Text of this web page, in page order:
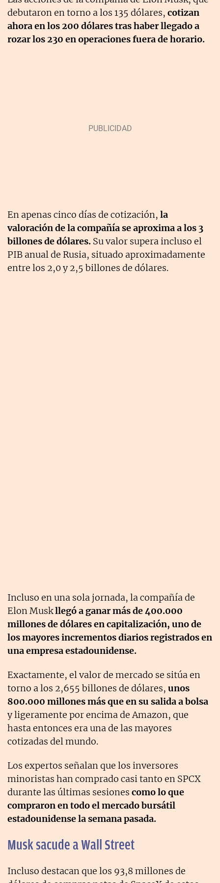
debutaron en torno a los 135 dólares, cotizan
ahora en los 200 dólares tras haber llegado a
rozar los 230 en operaciones fuera de horario.
En apenas cinco días de cotización, la
valoración de la compañía se aproxima a los 3
billones de dólares. Su valor supera incluso el
PIB anual de Rusia, situado aproximadamente
entre los 2,0 y 2,5 billones de dólares.
Incluso en una sola jornada, la compañía de
Elon Muskllegó a ganar más de 400.000
millones de dólares en capitalización, uno de
los mayores incrementos diarios registrados en
una empresa estadounidense.
Exactamente, el valor de mercado se sitúa en
torno a los 2,655 billones de dólares, unos
800.000 millones más que en su salida a bolsa
y ligeramente por encima de Amazon, que
hasta entonces era una de las mayores
cotizadas del mundo.
Los expertos señalan que los inversores
minoristas han comprado casi tanto en SPCX
durante las últimas sesiones como lo que
compraron en todo el mercado bursátil
estadounidense la semana pasada.
Musk sacude a Wall Street
Incluso destacan que los 93,8 millones de